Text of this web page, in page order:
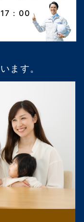
：00
ます。